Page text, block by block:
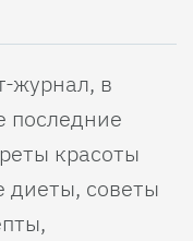
журнал, в
последние
красоты
диеты, советы